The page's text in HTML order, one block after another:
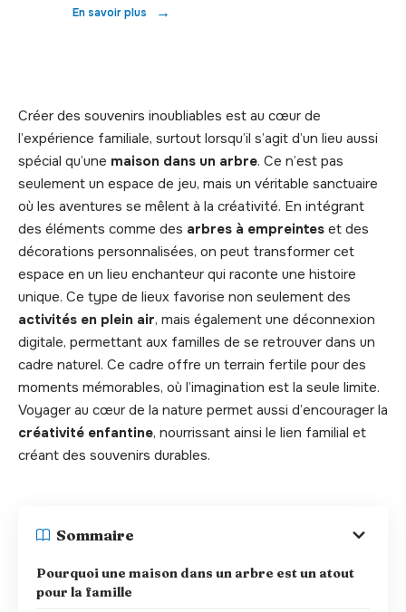
En savoir plus
Créer des souvenirs inoubliables est au cœur de
l’expérience familiale, surtout lorsqu’il s’agit d’un lieu aussi
spécial qu’une maison dans un arbre. Ce n’est pas
seulement un espace de jeu, mais un véritable sanctuaire
où les aventures se mêlent à la créativité. En intégrant
des éléments comme des arbres à empreintes et des
décorations personnalisées, on peut transformer cet
espace en un lieu enchanteur qui raconte une histoire
unique. Ce type de lieux favorise non seulement des
activités en plein air, mais également une déconnexion
digitale, permettant aux familles de se retrouver dans un
cadre naturel. Ce cadre offre un terrain fertile pour des
moments mémorables, où l’imagination est la seule limite.
Voyager au cœur de la nature permet aussi d’encourager la
créativité enfantine, nourrissant ainsi le lien familial et
créant des souvenirs durables.
Sommaire
Pourquoi une maison dans un arbre est un atout
pour la famille